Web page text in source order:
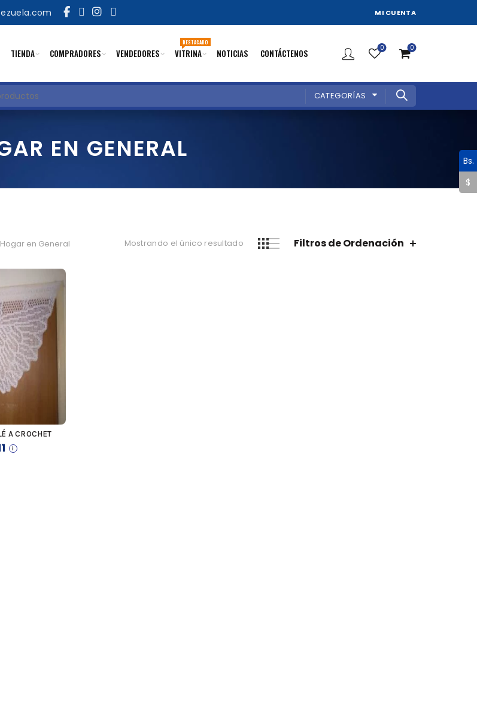
MI CUENTA
TIENDA COMPRADORES VENDEDORES VITRINA
DESTACADO
NOTICIAS CONTÁCTENOS 0 0
CATEGORÍAS
EN GENERAL
Hogar en General Mostrando el único resultado Filtros de Ordenación
A CROCHET
Bs.
$